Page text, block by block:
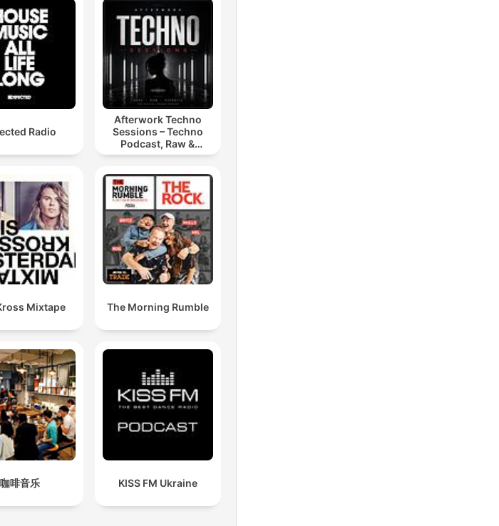
Radio
Afterwork Techno
Sessions – Techno
Podcast, Raw &
Hypnotic Techno
Mixtape The Morning Rumble
咖啡音乐 KISS FM Ukraine